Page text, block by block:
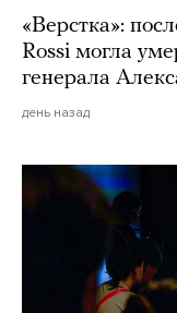
«Верстка»:
Rossi могла
генерала
день назад